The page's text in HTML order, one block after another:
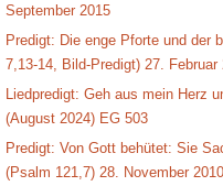
September 2015
Predigt: Die enge Pforte und der
7,13-14, Bild-Predigt) 27. Februar
Liedpredigt: Geh aus mein Herz
(August 2024) EG 503
Predigt: Von Gott behütet: Sie
(Psalm 121,7) 28. November